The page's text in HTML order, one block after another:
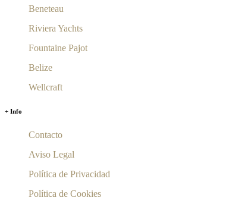
Beneteau
Riviera Yachts
Fountaine Pajot
Belize
Wellcraft
+ Info
Contacto
Aviso Legal
Política de Privacidad
Política de Cookies